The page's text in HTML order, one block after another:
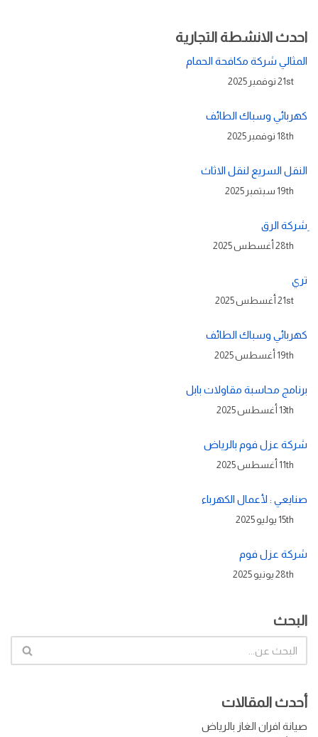
احدث الانشطة التجارية
المثالي شركة مكافحة الحمام
21st نوفمبر 2025
كهربائي وسباك الطائف
18th نوفمبر 2025
النقل السريع لنقل الاثاث
19th سبتمبر 2025
ِشركة الرق
28th أغسطس 2025
تري
21st أغسطس 2025
كهربائي وسباك الطائف
19th أغسطس 2025
برنامج محاسبة مقاولات بابل
13th أغسطس 2025
شركة عزل فوم بالرياض
11th أغسطس 2025
صنايعي : لأعمال الكهرباء
15th يوليو 2025
شركة عزل فوم
28th يونيو 2025
البحث
أحدث المقالات
صيانة افران الغاز بالرياض